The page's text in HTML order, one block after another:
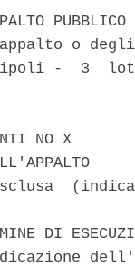
PUBBLICO
o
-  3
NO X
DI